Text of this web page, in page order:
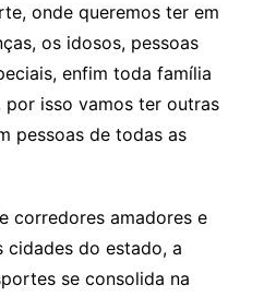
onde queremos ter em
os idosos, pessoas
enfim toda família
isso vamos ter outras
pessoas de todas as
corredores amadores e
cidades do estado, a
se consolida na